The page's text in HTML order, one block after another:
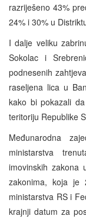
razriješeno 43%
24% i 30% u
I dalje veliku
Sokolac i
podnesenih
raseljena lica u
kako bi pokazali
teritoriju Republike
Međunarodna
ministarstva
imovinskih zakona
zakonima, koja je
ministarstva RS i
krajnji datum za